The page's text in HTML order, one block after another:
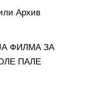
Архив
ФИЛМА ЗА
ПАЛЕ